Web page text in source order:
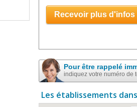
Recevoir plus d'infos
Pour être rappelé
indiquez votre numéro de
Les établissements